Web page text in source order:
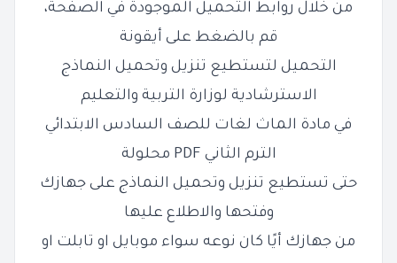
من خلال روابط التحميل الموجودة في الصفحة،
قم بالضغط على أيقونة
التحميل لتستطيع تنزيل وتحميل النماذج
الاسترشادية لوزارة التربية والتعليم
في مادة الماث لغات للصف السادس الابتدائي
الترم الثاني PDF محلولة
حتى تستطيع تنزيل وتحميل النماذج على جهازك
وفتحها والاطلاع عليها
من جهازك أيًا كان نوعه سواء موبايل او تابلت او